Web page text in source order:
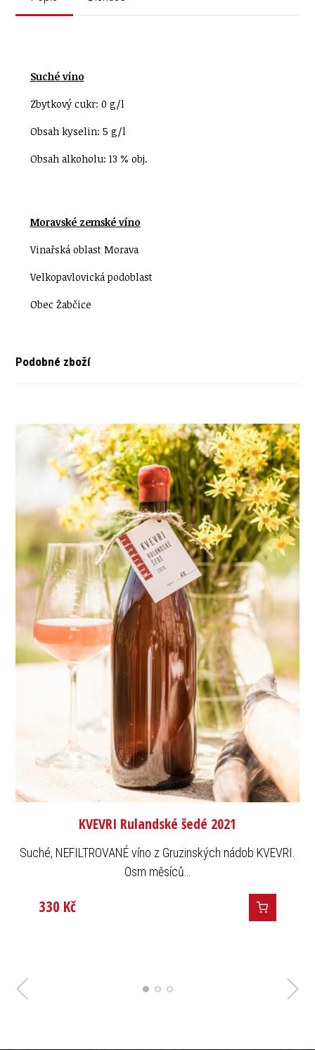
Suché víno
Zbytkový cukr: 0 g/l
Obsah kyselin: 5 g/l
Obsah alkoholu: 13 % obj.
Moravské zemské víno
Vinařská oblast Morava
Velkopavlovická podoblast
Obec Žabčice
Podobné zboží
KVEVRI Rulandské šedé 2021
Suché, NEFILTROVANÉ víno z Gruzinských nádob KVEVRI.
Osm měsíců…
330 Kč
KVEVRI Tramín červený & Veltlínské zelené 2023
Suché, NEFILTROVANÉ víno z Gruzínských nádob KVEVRI.
Toto spojení…
390 Kč
KVEVRI Veltlínské zelené 2022
Suché, NEFILTROVANÉ víno z Gruzínských nádob KVEVRI.
Osm měsíců…
330 Kč